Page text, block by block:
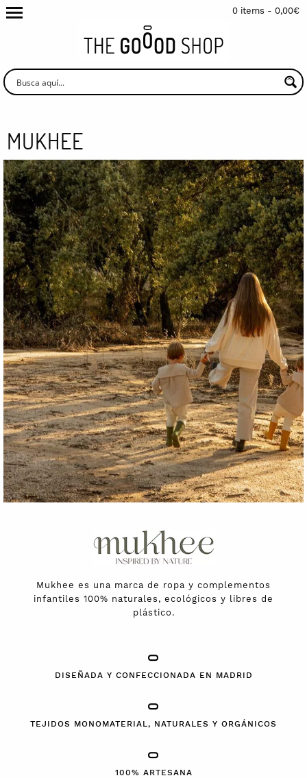
0 items - 0,00€
MUKHEE
.
Mukhee es una marca de ropa y complementos
infantiles 100% naturales, ecológicos y libres de
plástico.
DISEÑADA Y CONFECCIONADA EN MADRID
TEJIDOS MONOMATERIAL, NATURALES Y ORGÁNICOS
100% ARTESANA